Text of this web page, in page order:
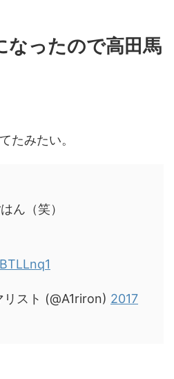
なったので高田馬
たみたい。
ん（笑）
スト (@A1riron) 2017